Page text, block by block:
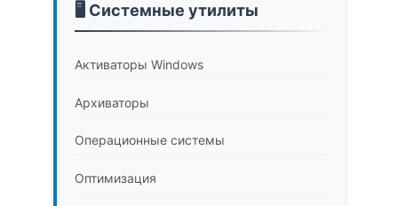
🖥️ Системные утилиты
Активаторы Windows
Архиваторы
Операционные системы
Оптимизация